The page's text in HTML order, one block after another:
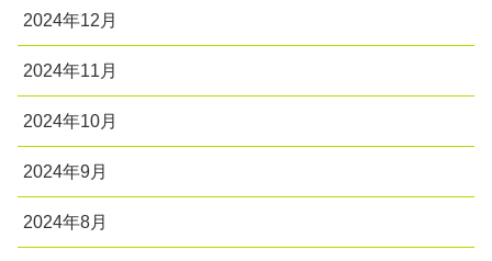
2024年12月
2024年11月
2024年10月
2024年9月
2024年8月